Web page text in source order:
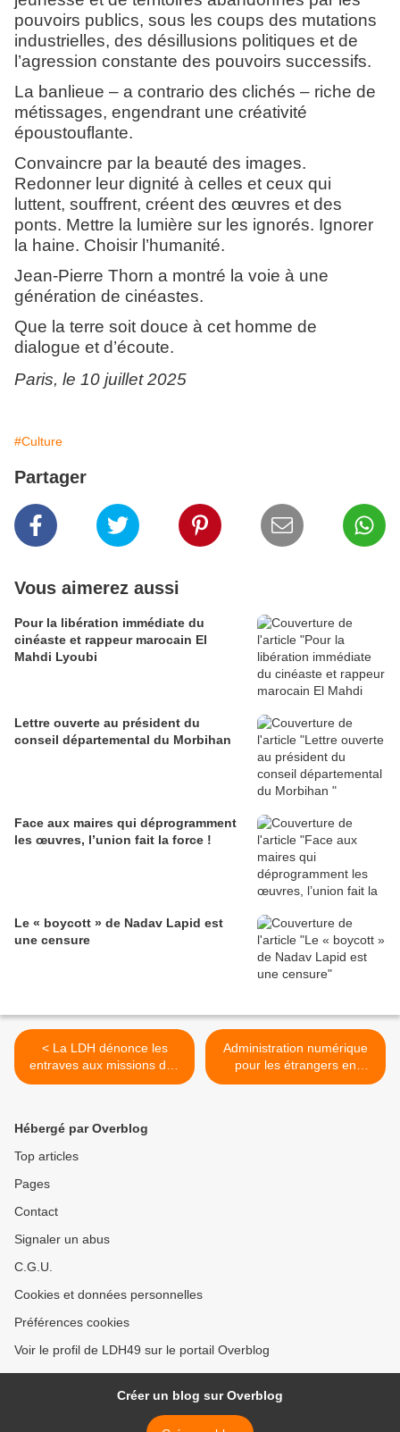
pouvoirs publics, sous les coups des mutations
industrielles, des désillusions politiques et de
l’agression constante des pouvoirs successifs.
La banlieue – a contrario des clichés – riche de
métissages, engendrant une créativité
époustouflante.
Convaincre par la beauté des images.
Redonner leur dignité à celles et ceux qui
luttent, souffrent, créent des œuvres et des
ponts. Mettre la lumière sur les ignorés. Ignorer
la haine. Choisir l’humanité.
Jean-Pierre Thorn a montré la voie à une
génération de cinéastes.
Que la terre soit douce à cet homme de
dialogue et d’écoute.
Paris, le 10 juillet 2025
#Culture
Partager
Vous aimerez aussi
Pour la libération immédiate du
cinéaste et rappeur marocain El
Mahdi Lyoubi
Lettre ouverte au président du
conseil départemental du Morbihan
Face aux maires qui déprogramment
les œuvres, l’union fait la force !
Le « boycott » de Nadav Lapid est
une censure
< La LDH dénonce les
entraves aux missions des
observatrices et
Administration numérique
pour les étrangers en
France (Anef) : faire cesser
Hébergé par Overblog
Top articles
Pages
Contact
Signaler un abus
C.G.U.
Cookies et données personnelles
Préférences cookies
Voir le profil de LDH49 sur le portail Overblog
Créer un blog sur Overblog